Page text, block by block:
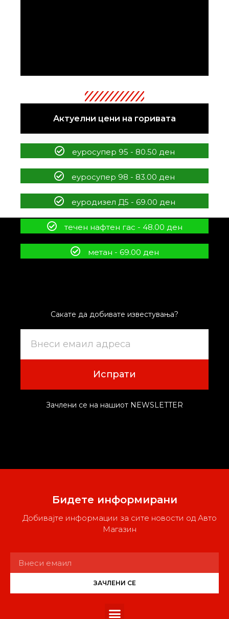
Актуелни цени на горивата
еуросупер 95 - 80.50 ден
еуросупер 98 - 83.00 ден
еуродизел Д5 - 69.00 ден
течен нафтен гас - 48.00 ден
метан - 69.00 ден
Сакате да добивате известувања?
Испрати
Зачлени се на нашиот NEWSLETTER
Бидете информирани
Добивајте информации за сите новости од Авто
Магазин
ЗАЧЛЕНИ СЕ